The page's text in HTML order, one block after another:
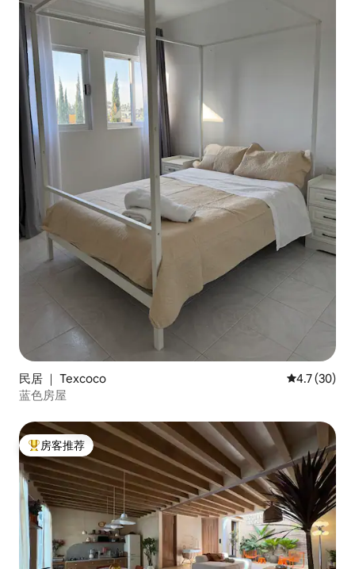
民居 ｜ Texcoco 平均评分
4.7 (30)
蓝色房屋
热门「房客推荐」
房客推荐